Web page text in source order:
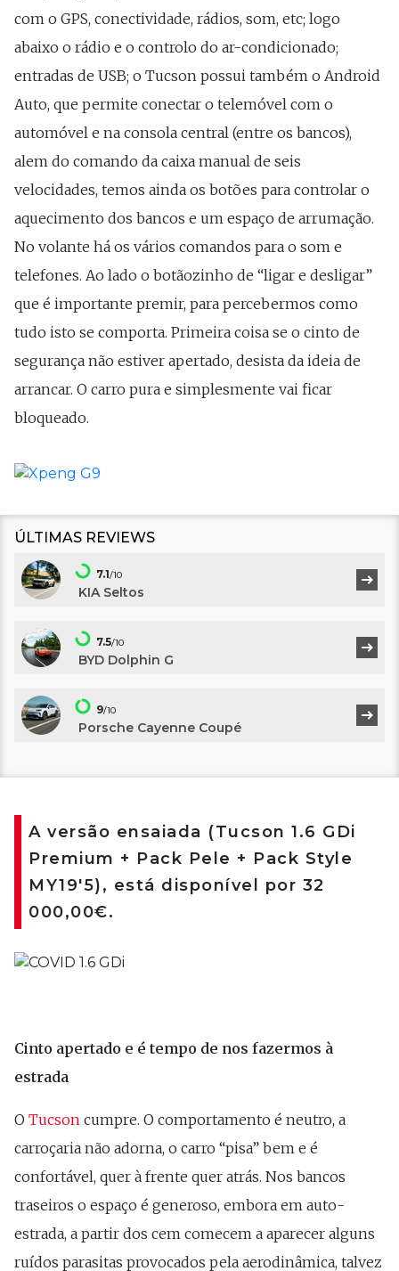
com o GPS, conectividade, rádios, som, etc; logo
abaixo o rádio e o controlo do ar-condicionado;
entradas de USB; o Tucson possui também o Android
Auto, que permite conectar o telemóvel com o
automóvel e na consola central (entre os bancos),
alem do comando da caixa manual de seis
velocidades, temos ainda os botões para controlar o
aquecimento dos bancos e um espaço de arrumação.
No volante há os vários comandos para o som e
telefones. Ao lado o botãozinho de “ligar e desligar”
que é importante premir, para percebermos como
tudo isto se comporta. Primeira coisa se o cinto de
segurança não estiver apertado, desista da ideia de
arrancar. O carro pura e simplesmente vai ficar
bloqueado.
ÚLTIMAS REVIEWS
7.1/10
KIA Seltos
7.5/10
BYD Dolphin G
9/10
Porsche Cayenne Coupé
A versão ensaiada (Tucson 1.6 GDi
Premium + Pack Pele + Pack Style
MY19'5), está disponível por 32
000,00€.
Cinto apertado e é tempo de nos fazermos à
estrada
O Tucson cumpre. O comportamento é neutro, a
carroçaria não adorna, o carro “pisa” bem e é
confortável, quer à frente quer atrás. Nos bancos
traseiros o espaço é generoso, embora em auto-
estrada, a partir dos cem comecem a aparecer alguns
ruídos parasitas provocados pela aerodinâmica, talvez